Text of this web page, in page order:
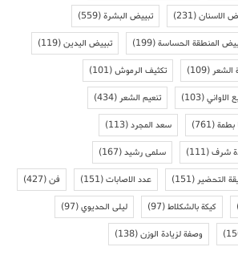
الاسنان(231) تبييض البشرة(559)
المنطقة الحساسة(199) تبييض اليدين(119)
الشعر(109) تكثيف الرموش(101)
الاواني(103) تنعيم الشعر(434)
بطمة(761) سعد المجرد(113)
شرف(111) سلمى رشيد(167)
التحضير(151) عدد الاصابات(151) فن(427)
كيكة بالشكلاط(97) ليلى الحديوي(97)
وصفة لزيادة الوزن(138)